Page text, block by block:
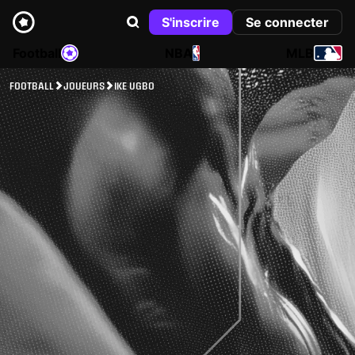
S'inscrire
Se connecter
NBA
FOOTBALL JOUEURS IKE UGBO